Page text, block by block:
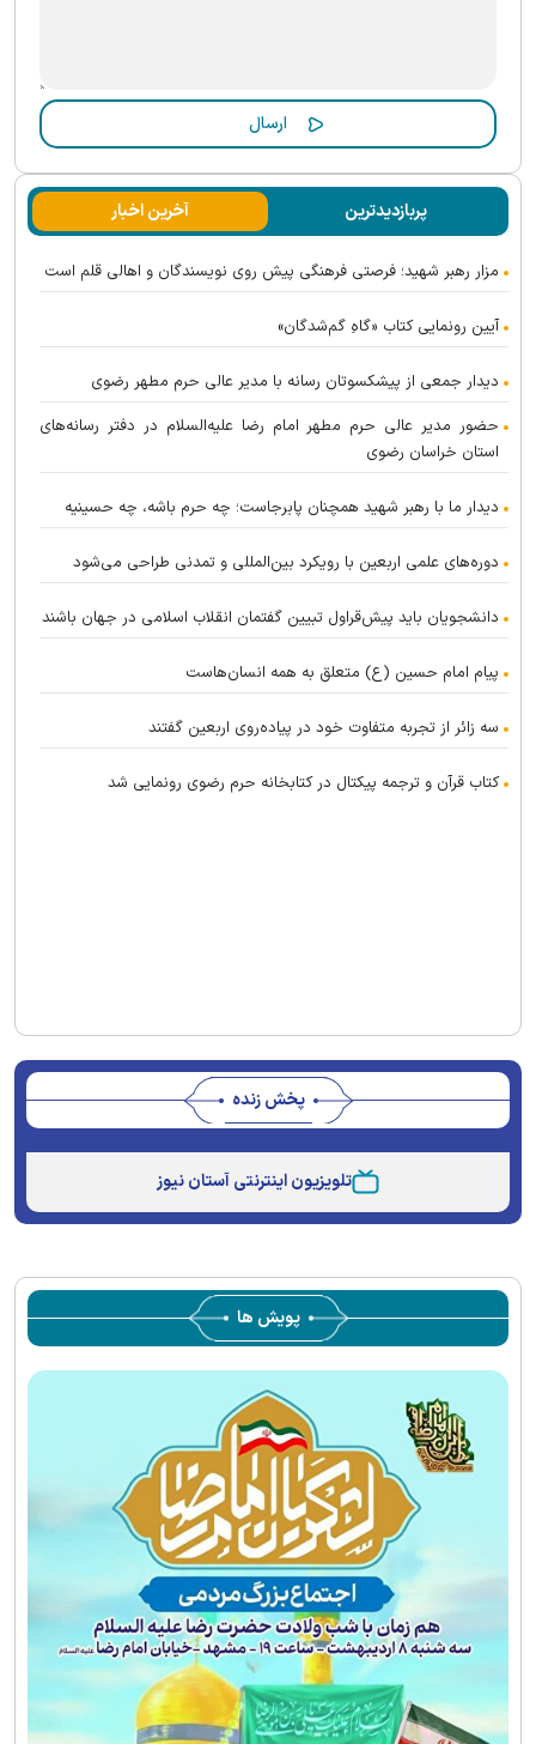
پربازدیدترین آخرین اخبار
مزار رهبر شهید؛ فرصتی فرهنگی پیش روی نویسندگان و اهالی قلم است
آیین رونمایی کتاب «گاهِ گم‌شدگان»
دیدار جمعی از پیشکسوتان رسانه با مدیر عالی حرم مطهر رضوی
حضور مدیر عالی حرم مطهر امام رضا علیه‌السلام در دفتر رسانه‌های
استان خراسان رضوی
دیدار ما با رهبر شهید همچنان پابرجاست؛ چه حرم باشه، چه حسینیه
دوره‌های علمی اربعین با رویکرد بین‌المللی و تمدنی طراحی می‌شود
دانشجویان باید پیش‌قراول تبیین گفتمان انقلاب اسلامی در جهان باشند
پیام امام حسین (ع) متعلق به همه انسان‌هاست
سه زائر از تجربه متفاوت خود در پیاده‌روی اربعین گفتند
کتاب قرآن و ترجمه پیکتال در کتابخانه حرم رضوی رونمایی شد
پخش زنده
تلویزیون اینترنتی آستان نیوز
پویش ها